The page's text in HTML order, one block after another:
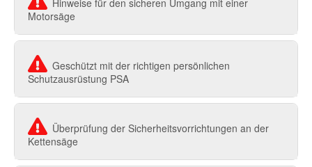
Hinweise für den sicheren Umgang mit einer
Motorsäge
Geschützt mit der richtigen persönlichen
Schutzausrüstung PSA
Überprüfung der Sicherheitsvorrichtungen an der
Kettensäge